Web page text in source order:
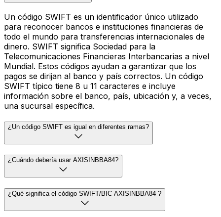
Un código SWIFT es un identificador único utilizado
para reconocer bancos e instituciones financieras de
todo el mundo para transferencias internacionales de
dinero. SWIFT significa Sociedad para la
Telecomunicaciones Financieras Interbancarias a nivel
Mundial. Estos códigos ayudan a garantizar que los
pagos se dirijan al banco y país correctos. Un código
SWIFT típico tiene 8 u 11 caracteres e incluye
información sobre el banco, país, ubicación y, a veces,
una sucursal específica.
¿Un código SWIFT es igual en diferentes ramas?
¿Cuándo debería usar AXISINBBA84?
¿Qué significa el código SWIFT/BIC AXISINBBA84 ?